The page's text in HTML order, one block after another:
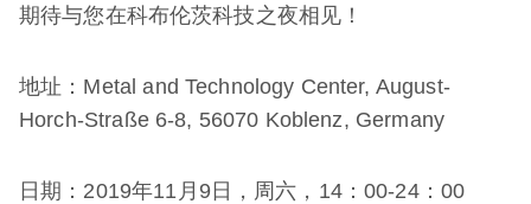
期待与您在科布伦茨科技之夜相见！
地址：Metal and Technology Center, August-
Horch-Straße 6-8, 56070 Koblenz, Germany
日期：2019年11月9日，周六，14：00-24：00